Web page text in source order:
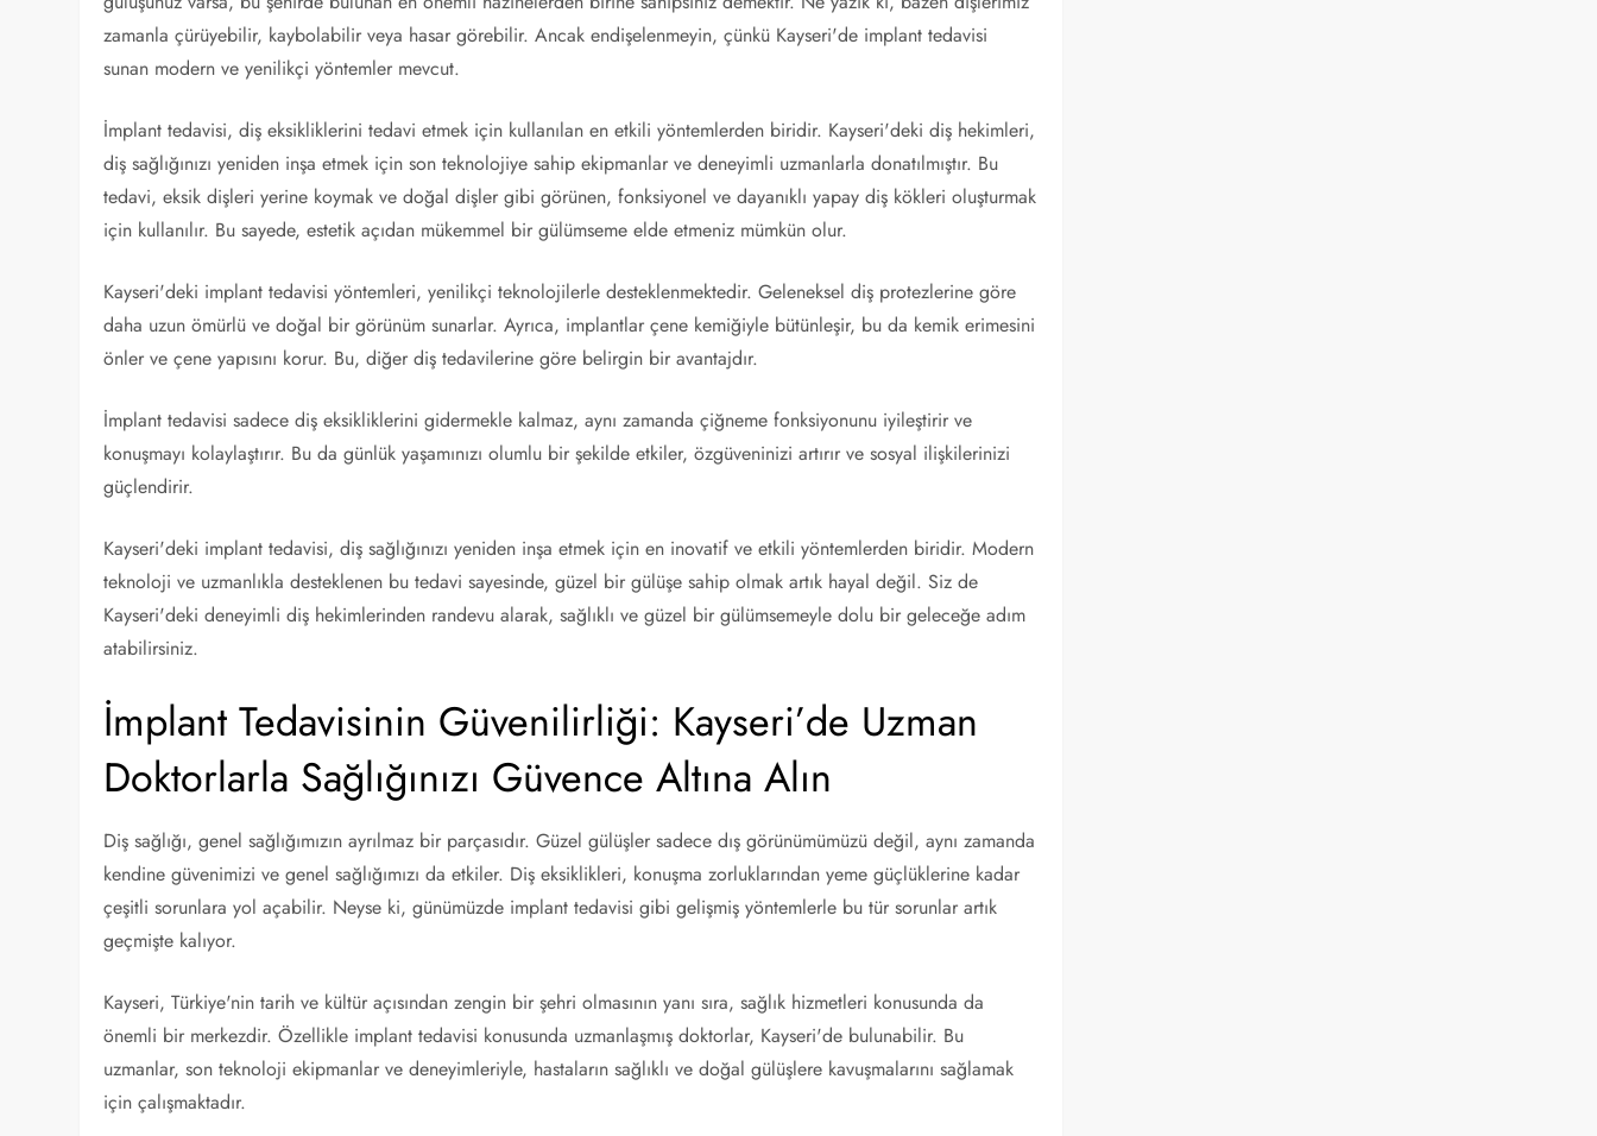
zamanla çürüyebilir, kaybolabilir veya hasar görebilir. Ancak endişelenmeyin, çünkü Kayseri'de implant tedavisi
sunan modern ve yenilikçi yöntemler mevcut.
İmplant tedavisi, diş eksikliklerini tedavi etmek için kullanılan en etkili yöntemlerden biridir. Kayseri'deki diş hekimleri,
diş sağlığınızı yeniden inşa etmek için son teknolojiye sahip ekipmanlar ve deneyimli uzmanlarla donatılmıştır. Bu
tedavi, eksik dişleri yerine koymak ve doğal dişler gibi görünen, fonksiyonel ve dayanıklı yapay diş kökleri oluşturmak
için kullanılır. Bu sayede, estetik açıdan mükemmel bir gülümseme elde etmeniz mümkün olur.
Kayseri'deki implant tedavisi yöntemleri, yenilikçi teknolojilerle desteklenmektedir. Geleneksel diş protezlerine göre
daha uzun ömürlü ve doğal bir görünüm sunarlar. Ayrıca, implantlar çene kemiğiyle bütünleşir, bu da kemik erimesini
önler ve çene yapısını korur. Bu, diğer diş tedavilerine göre belirgin bir avantajdır.
İmplant tedavisi sadece diş eksikliklerini gidermekle kalmaz, aynı zamanda çiğneme fonksiyonunu iyileştirir ve
konuşmayı kolaylaştırır. Bu da günlük yaşamınızı olumlu bir şekilde etkiler, özgüveninizi artırır ve sosyal ilişkilerinizi
güçlendirir.
Kayseri'deki implant tedavisi, diş sağlığınızı yeniden inşa etmek için en inovatif ve etkili yöntemlerden biridir. Modern
teknoloji ve uzmanlıkla desteklenen bu tedavi sayesinde, güzel bir gülüşe sahip olmak artık hayal değil. Siz de
Kayseri'deki deneyimli diş hekimlerinden randevu alarak, sağlıklı ve güzel bir gülümsemeyle dolu bir geleceğe adım
atabilirsiniz.
İmplant Tedavisinin Güvenilirliği: Kayseri’de Uzman
Doktorlarla Sağlığınızı Güvence Altına Alın
Diş sağlığı, genel sağlığımızın ayrılmaz bir parçasıdır. Güzel gülüşler sadece dış görünümümüzü değil, aynı zamanda
kendine güvenimizi ve genel sağlığımızı da etkiler. Diş eksiklikleri, konuşma zorluklarından yeme güçlüklerine kadar
çeşitli sorunlara yol açabilir. Neyse ki, günümüzde implant tedavisi gibi gelişmiş yöntemlerle bu tür sorunlar artık
geçmişte kalıyor.
Kayseri, Türkiye'nin tarih ve kültür açısından zengin bir şehri olmasının yanı sıra, sağlık hizmetleri konusunda da
önemli bir merkezdir. Özellikle implant tedavisi konusunda uzmanlaşmış doktorlar, Kayseri'de bulunabilir. Bu
uzmanlar, son teknoloji ekipmanlar ve deneyimleriyle, hastaların sağlıklı ve doğal gülüşlere kavuşmalarını sağlamak
için çalışmaktadır.